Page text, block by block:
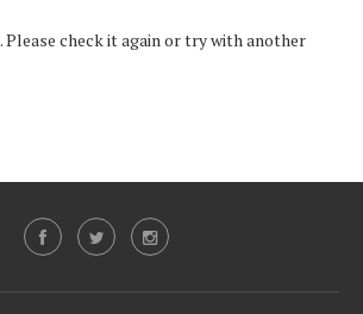
Please check it again or try with another